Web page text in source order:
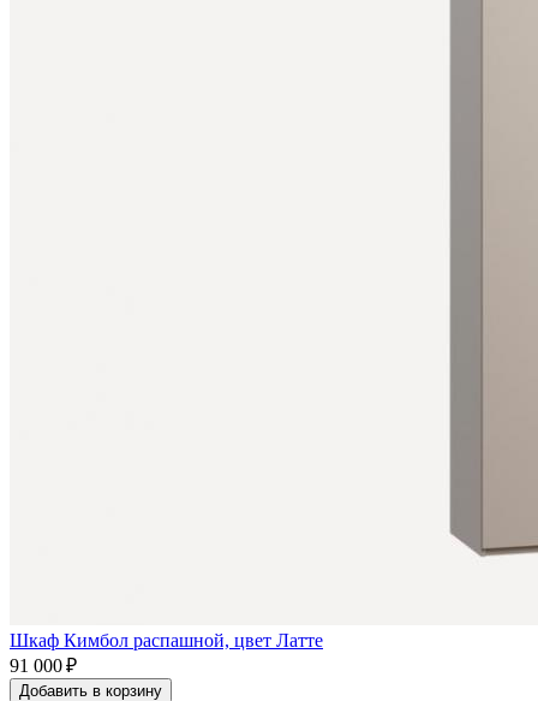
Шкаф Кимбол распашной, цвет Латте
91 000 ₽
Добавить в корзину